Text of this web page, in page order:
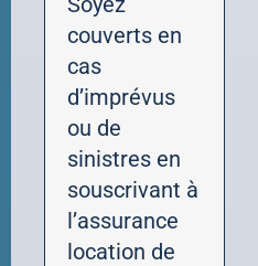
couverts en
cas
d’imprévus
ou de
sinistres en
souscrivant à
l’assurance
location de